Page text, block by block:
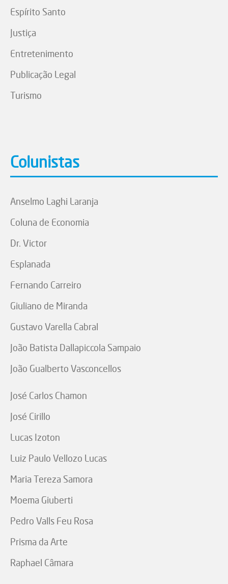
Espírito Santo
Justiça
Entretenimento
Publicação Legal
Turismo
Colunistas
Anselmo Laghi Laranja
Coluna de Economia
Dr. Victor
Esplanada
Fernando Carreiro
Giuliano de Miranda
Gustavo Varella Cabral
João Batista Dallapiccola Sampaio
João Gualberto Vasconcellos
José Carlos Chamon
José Cirillo
Lucas Izoton
Luiz Paulo Vellozo Lucas
Maria Tereza Samora
Moema Giuberti
Pedro Valls Feu Rosa
Prisma da Arte
Raphael Câmara